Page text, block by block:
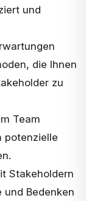
und
die Ihnen
zu
Team
potenzielle
Stakeholdern
Bedenken